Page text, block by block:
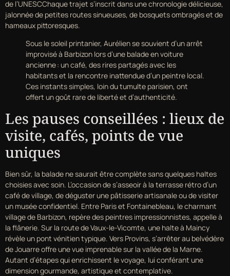
de l’UNESCChaque trajet s’inscrit dans une chronologie délicieuse,
jalonnée de petites routes sinueuses, de bosquets ombragés et de
hameaux pittoresques.
Sous le soleil printanier, Aurélien se souvient d’un arrêt
improvisé à Barbizon lors d’une balade en voiture
ancienne : un café, des rires partagés avec les
habitants et la rencontre inattendue d’un peintre local.
Ces instants simples, loin du tumulte parisien, ont
offert un goût rare de liberté et d’authenticité.
Les pauses conseillées : lieux de
visite, cafés, points de vue
uniques
Bien sûr, la balade ne saurait être complète sans quelques haltes
choisies avec soin. L’occasion de s’asseoir à la terrasse rétro d’un
café de village, de déguster une pâtisserie artisanale ou de visiter
un musée confidentiel. Entre Paris et Fontainebleau, le charmant
village de Barbizon, repère des peintres impressionnistes, appelle à
la flânerie. Sur la route de Vaux-le-Vicomte, une halte à Maincy
révèle un pont vénitien typique. Vers Provins, s’arrêter au belvédère
de Jouarre offre une vue imprenable sur la vallée de la Marne.
Autant d’étapes qui enrichissent le voyage, lui conférant une
dimension gourmande, artistique et contemplative.